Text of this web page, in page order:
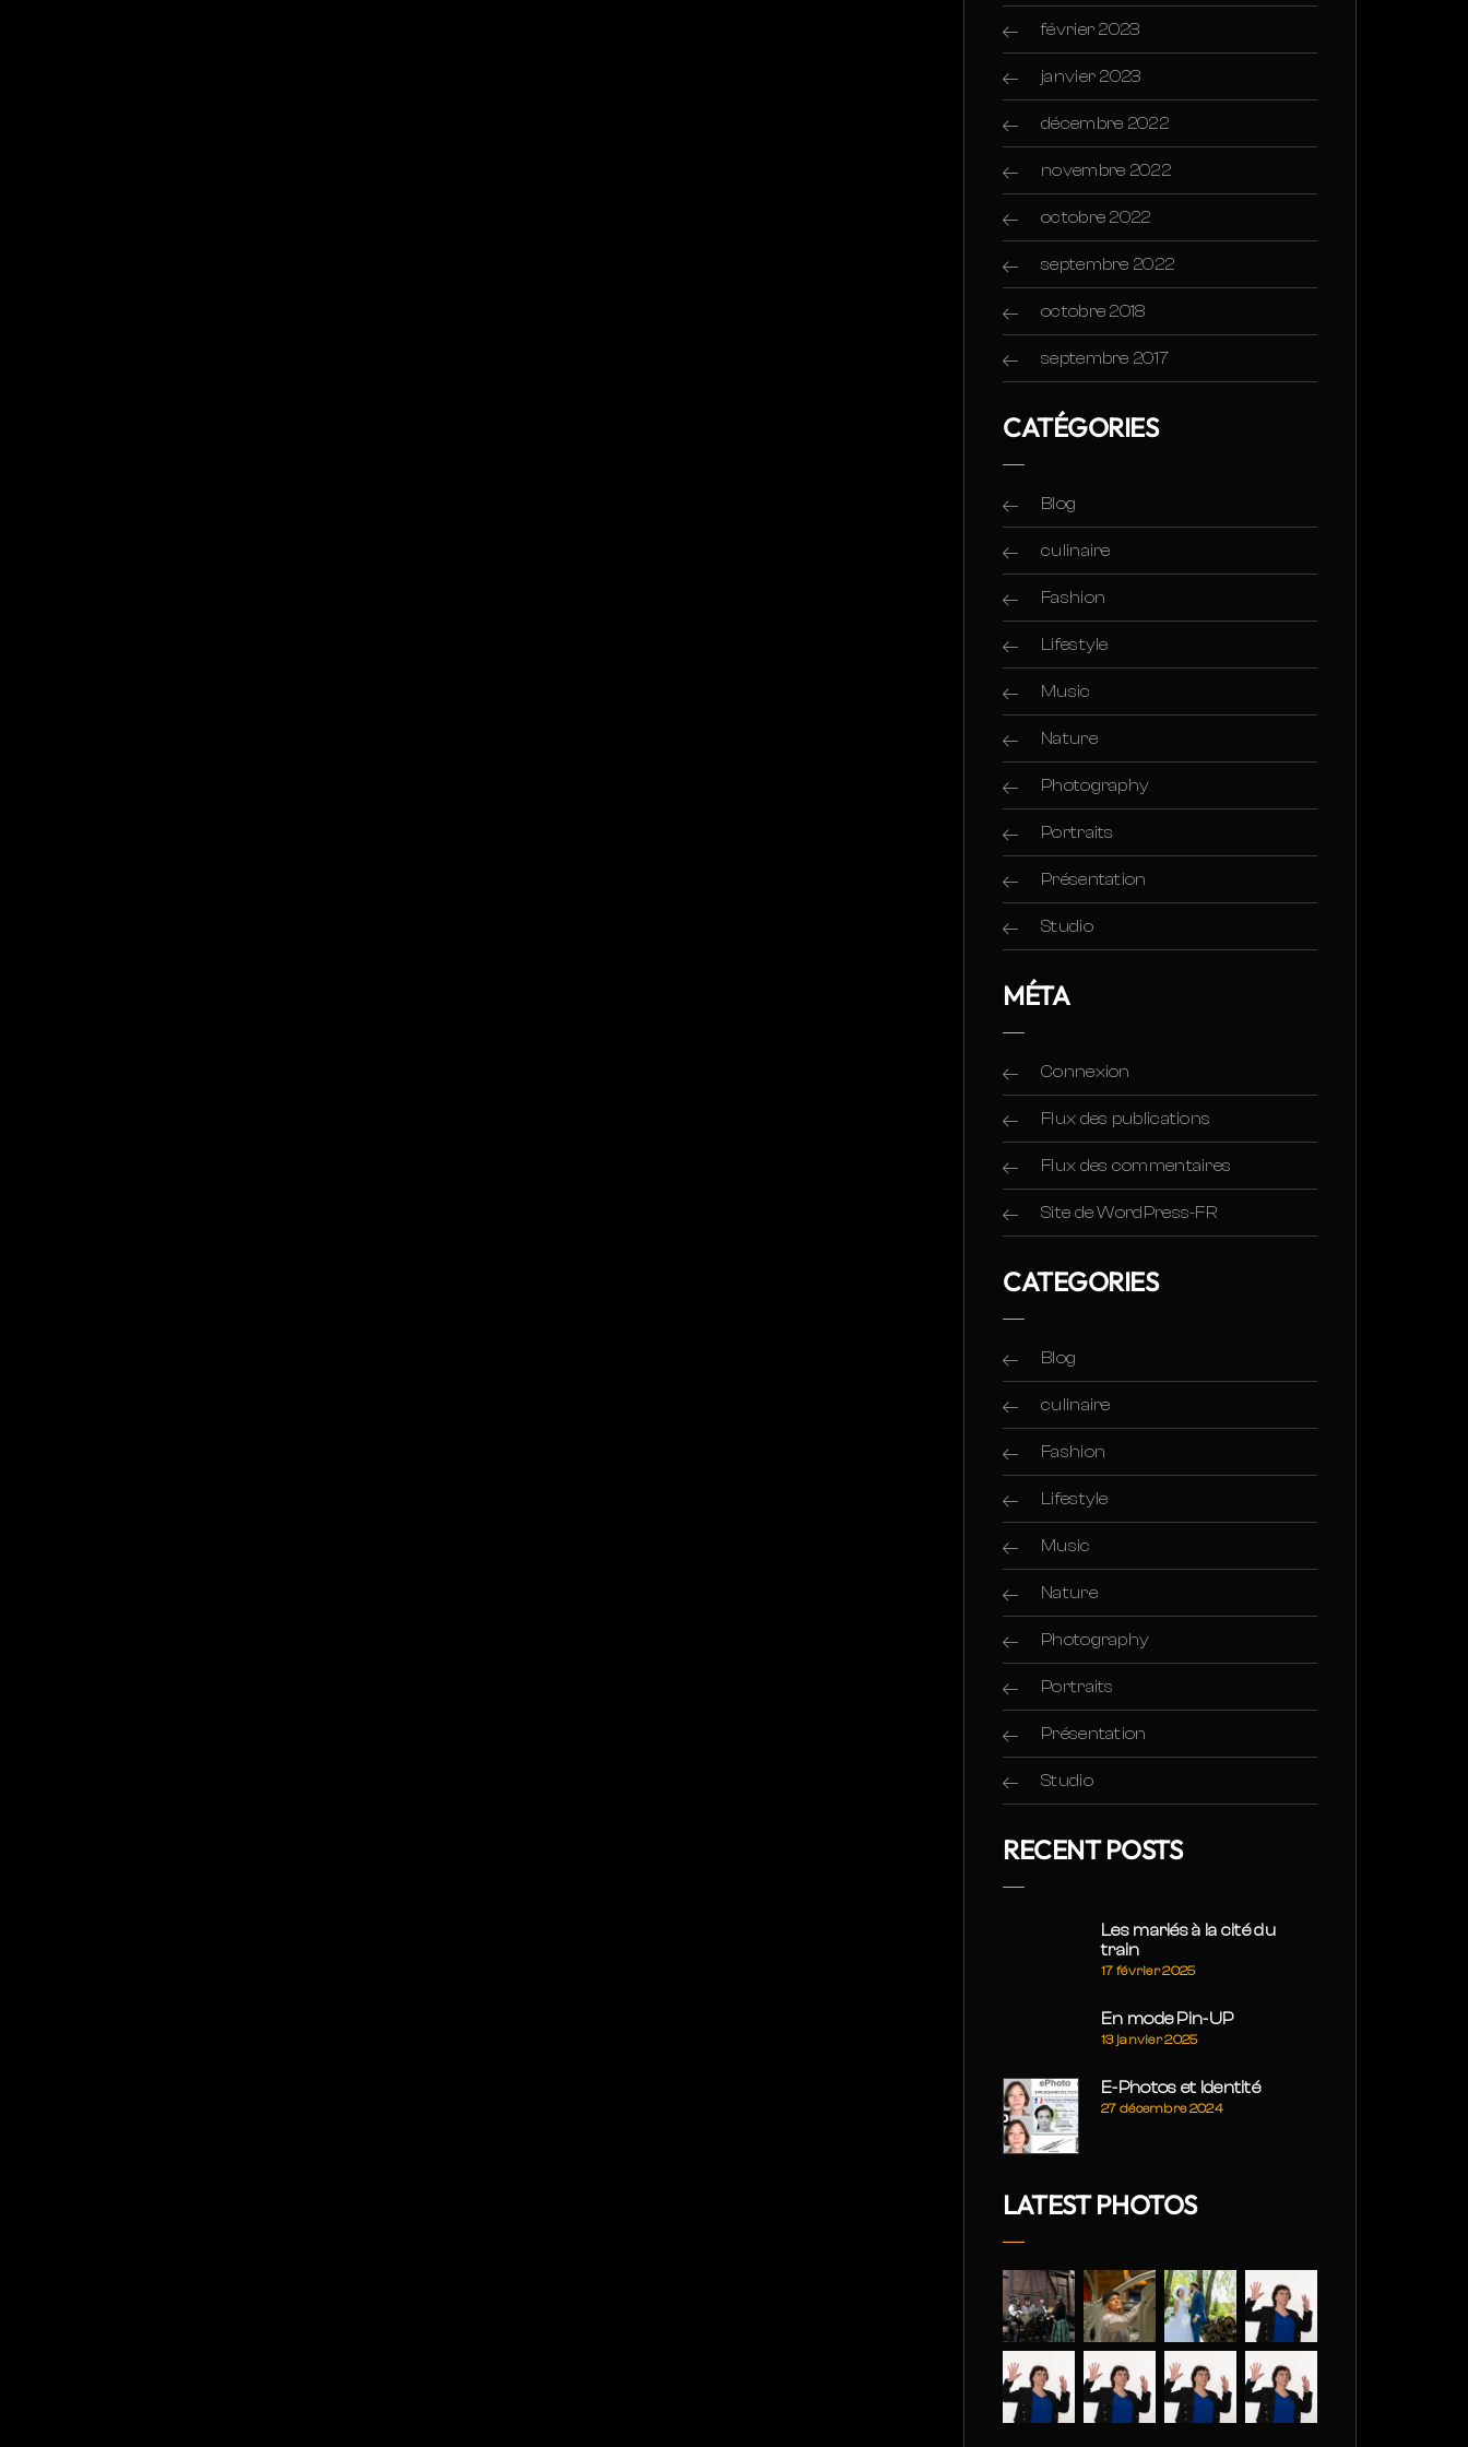
février 2023
janvier 2023
décembre 2022
novembre 2022
octobre 2022
septembre 2022
octobre 2018
septembre 2017
CATÉGORIES
Blog
culinaire
Fashion
Lifestyle
Music
Nature
Photography
Portraits
Présentation
Studio
MÉTA
Connexion
Flux des publications
Flux des commentaires
Site de WordPress-FR
CATEGORIES
Blog
culinaire
Fashion
Lifestyle
Music
Nature
Photography
Portraits
Présentation
Studio
RECENT POSTS
Les mariés à la cité du
train
17 février 2025
En mode Pin-UP
13 janvier 2025
E-Photos et Identité
27 décembre 2024
LATEST PHOTOS